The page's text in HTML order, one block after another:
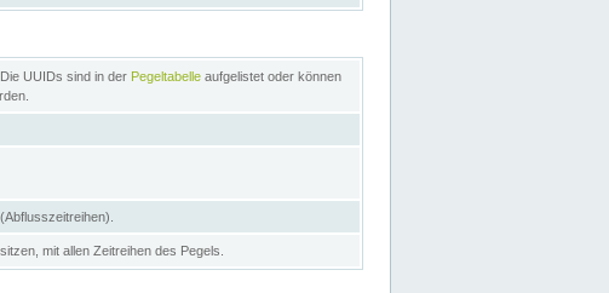
UUIDs sind in der Pegeltabelle aufgelistet oder können
mit allen Zeitreihen des Pegels.